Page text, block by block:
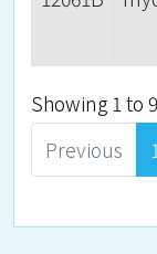
Showing 1 to
Previous
1